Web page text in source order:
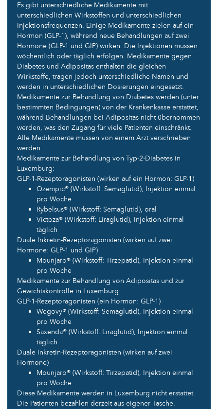
Es gibt unterschiedliche Medikamente mit
unterschiedlichen Wirkstoffen und unterschiedlichen
Injektionsfrequenzen. Einige Medikamente zielen auf ein
Hormon (GLP-1), während neue Behandlungen auf zwei
Hormone (GLP-1 und GIP) wirken. Die Injektionen müssen
wöchentlich oder täglich erfolgen. Medikamente gegen
Diabetes und Adipositas enthalten die gleichen
Wirkstoffe, tragen jedoch unterschiedliche Namen und
werden in unterschiedlichen Dosierungen eingesetzt.
Medikamente zur Behandlung von Diabetes werden (unter
bestimmten Bedingungen) von der Krankenkasse erstattet,
während Behandlungen bei Adipositas nicht übernommen
werden, was den Zugang für viele Patienten einschränkt.
Alle Medikamente müssen von einem Arzt verschrieben
werden.
Medikamente zur Behandlung von Typ-2-Diabetes in
Luxemburg:
GLP-1-Rezeptoragonisten (wirken auf ein Hormon: GLP-1)
Ozempic® (Wirkstoff: Semaglutid), Injektion einmal
pro Woche
Rybelsus® (Wirkstoff: Semaglutid), oral
Victoza® (Wirkstoff: Liraglutid), Injektion einmal
täglich
Duale Inkretin-Rezeptoragonisten (wirken auf zwei
Hormone: GLP-1 und GIP)
Mounjaro® (Wirkstoff: Tirzepatid), Injektion einmal
pro Woche
Medikamente zur Behandlung von Adipositas und zur
Gewichtskontrolle in Luxemburg:
GLP-1-Rezeptoragonisten (ein Hormon: GLP-1)
Wegovy® (Wirkstoff: Semaglutid), Injektion einmal
pro Woche
Saxenda® (Wirkstoff: Liraglutid), Injektion einmal
täglich
Duale Inkretin-Rezeptoragonisten (wirken auf zwei
Hormone)
Mounjaro® (Wirkstoff: Tirzepatid), Injektion einmal
pro Woche
Diese Medikamente werden in Luxemburg nicht erstattet.
Die Patienten bezahlen derzeit aus eigener Tasche.